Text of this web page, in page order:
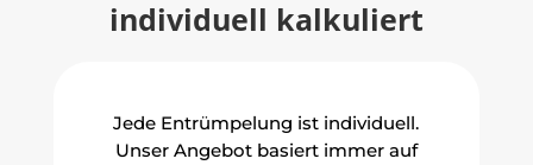
individuell kalkuliert
Jede Entrümpelung ist individuell.
Unser Angebot basiert immer auf